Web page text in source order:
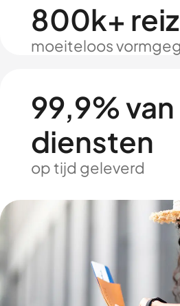
800k+
moeiteloos
99,9%
diensten
op tijd geleverd